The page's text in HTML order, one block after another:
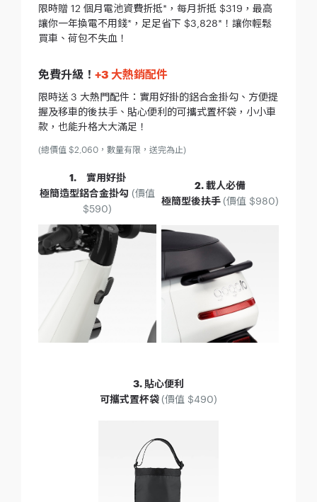
限時贈 12 個月電池資費折抵*，每月折抵 $319，最高
讓你一年換電不用錢*，足足省下 $3,828*！讓你輕鬆
買車、荷包不失血！
免費升級！ +3 大熱銷配件
限時送 3 大熱門配件：實用好掛的鋁合金掛勾、方便提
握及移車的後扶手、貼心便利的可攜式置杯袋，小小車
款，也能升格大大滿足！
(總價值 $2,060，數量有限，送完為止)
1. 實用好掛
極簡造型鋁合金掛勾 (價值
$590)
2. 載人必備
極簡型後扶手 (價值 $980)
3. 貼心便利
可攜式置杯袋 (價值 $490)